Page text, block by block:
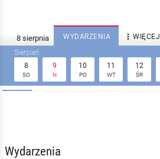
WYDARZENIA  WIĘCEJ
8
SO
9
N
10
PO
11
WT
12
ŚR
Wydarzenia